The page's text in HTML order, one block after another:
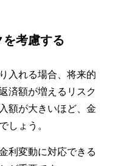
考慮する
入れる場合、将来的
済額が増えるリスク
額が大きいほど、金
しょう。
利変動に対応できる